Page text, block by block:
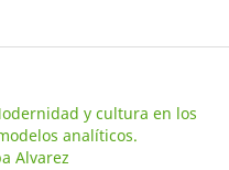
y cultura en los
analíticos.
Alvarez